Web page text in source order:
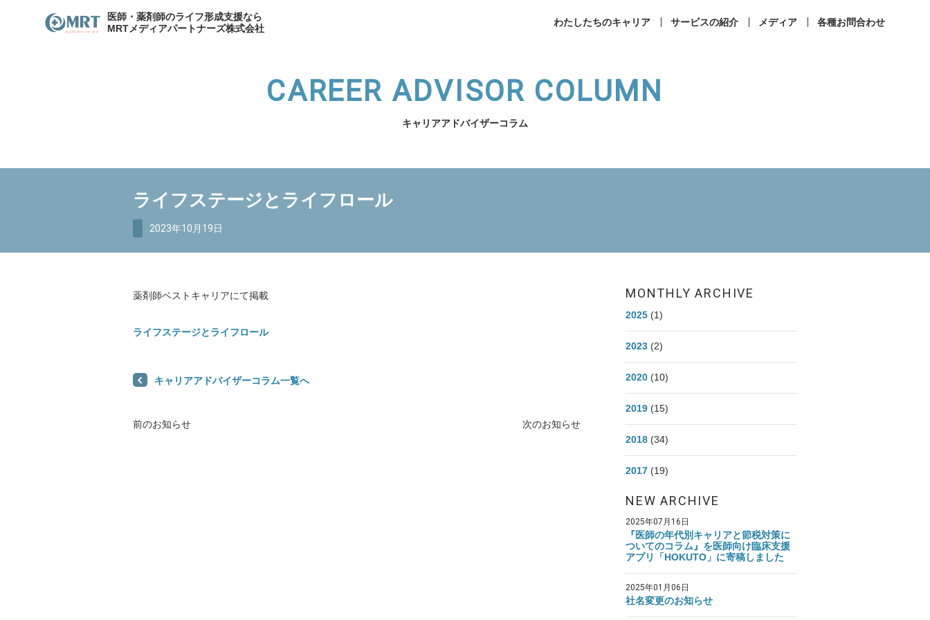
医師・薬剤師のライフ形成支援なら
MRTメディアパートナーズ株式会社
わたしたちのキャリア サービスの紹介
資産形成支援 医院開業支援
メディア
医院開業バンク Instagram
各種お問合わせ
資産形成・節税相談
CAREER ADVISOR COLUMN
キャリアアドバイザーコラム
ライフステージとライフロール
2023年10月19日
薬剤師ベストキャリアにて掲載
ライフステージとライフロール
キャリアアドバイザーコラム一覧へ
前のお知らせ 次のお知らせ
MONTHLY ARCHIVE
2025 (1)
2023 (2)
2020 (10)
2019 (15)
2018 (34)
2017 (19)
NEW ARCHIVE
2025年07月16日
『医師の年代別キャリアと節税対策に
ついてのコラム』を医師向け臨床支援
アプリ「HOKUTO」に寄稿しました
2025年01月06日
社名変更のお知らせ